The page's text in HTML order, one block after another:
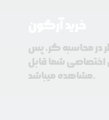
در محاسبه گر، پس
اختصاصی شما قابل
مشاهده میباشد.